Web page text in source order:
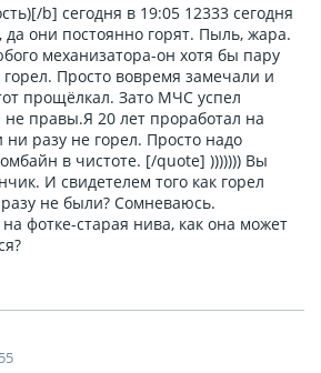
b] сегодня в 19:05 12333 сегодня
да они постоянно горят. Пыль, жара.
механизатора-он хотя бы пару
Просто вовремя замечали и
прощёлкал. Зато МЧС успел
правы.Я 20 лет проработал на
ни разу не горел. Просто надо
в чистоте. [/quote] ))))))) Вы
И свидетелем того как горел
не были? Сомневаюсь.
фотке-старая нива, как она может